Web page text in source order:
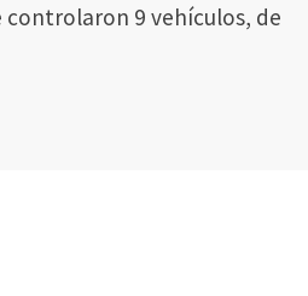
9 vehículos, de